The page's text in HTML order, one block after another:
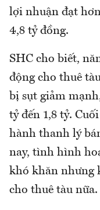
lợi nhuận đạt
4,8 tỷ đồng.
SHC cho biết,
động cho thuê
bị sụt giảm
tỷ đến 1,8 tỷ.
hành thanh lý
nay, tình hình
khó khăn nhưng
cho thuê tàu nữa.